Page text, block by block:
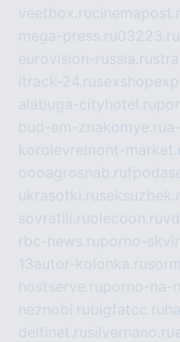
veetbox.ru
mega-press.ru03223.ru
eurovision-russia.ru
itrack-24.ru
alabuga-cityhotel.ru
bud-em-znakomye.ru
korolevremont-
oooagrosnab.ru
ukrasotki.ru
sovratili.ruolecoon.ru
rbc-news.ruporno-
13autor-kolonka.ru
hostserve.ruporno-na-
neznobi.rubigfatcc.ru
delfinet.rusilvernano.ru